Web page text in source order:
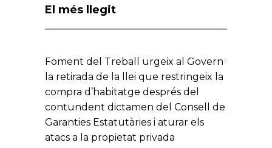
El més llegit
Foment del Treball urgeix al Govern
la retirada de la llei que restringeix la
compra d’habitatge després del
contundent dictamen del Consell de
Garanties Estatutàries i aturar els
atacs a la propietat privada